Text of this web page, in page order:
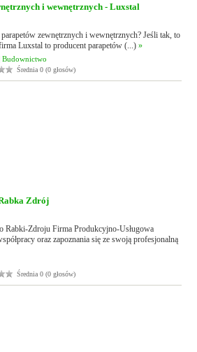
i wewnętrznych - Luxstal
zewnętrznych i wewnętrznych? Jeśli tak, to
Luxstal to producent parapetów (...)»
Budownictwo
Średnia 0 (0 głosów)
Zdrój
Rabki-Zdroju Firma Produkcyjno-Usługowa
oraz zapoznania się ze swoją profesjonalną
Średnia 0 (0 głosów)